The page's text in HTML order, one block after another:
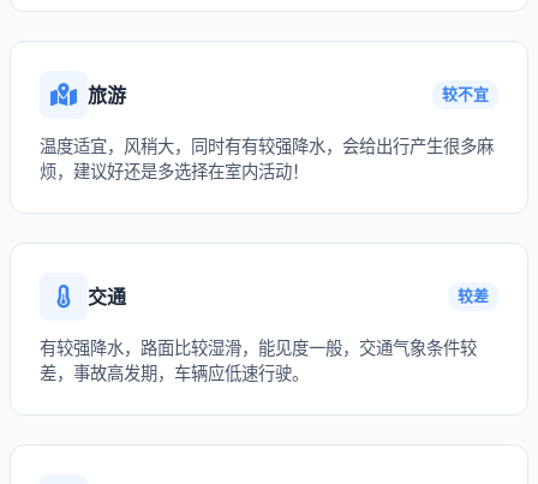
旅游 较不宜
温度适宜，风稍大，同时有有较强降水，会给出行产生很多麻
烦，建议好还是多选择在室内活动！
交通 较差
有较强降水，路面比较湿滑，能见度一般，交通气象条件较
差，事故高发期，车辆应低速行驶。